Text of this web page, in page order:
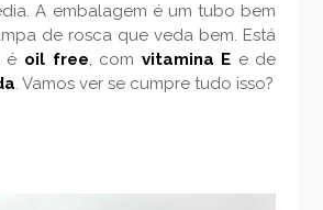
A embalagem é um tubo bem
de rosca que veda bem. Está
é oil free, com vitamina E e de
. Vamos ver se cumpre tudo isso?